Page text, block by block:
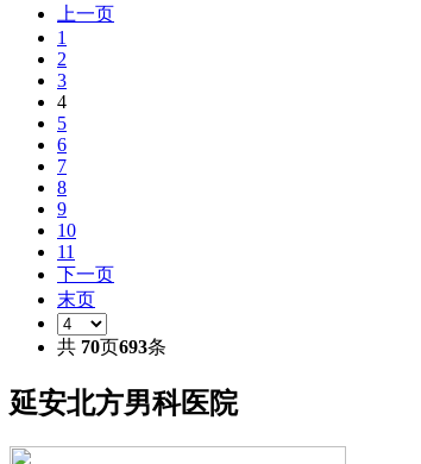
上一页
1
2
3
4
5
6
7
8
9
10
11
下一页
末页
共 70页693条
延安北方男科医院